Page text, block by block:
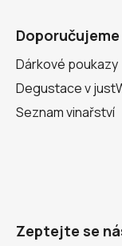
Doporučujeme
Dárkové poukazy
Degustace v
Seznam vinařství
Zeptejte se